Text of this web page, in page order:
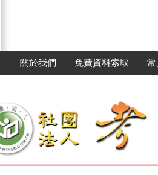
關於我們 免費資料索取 常